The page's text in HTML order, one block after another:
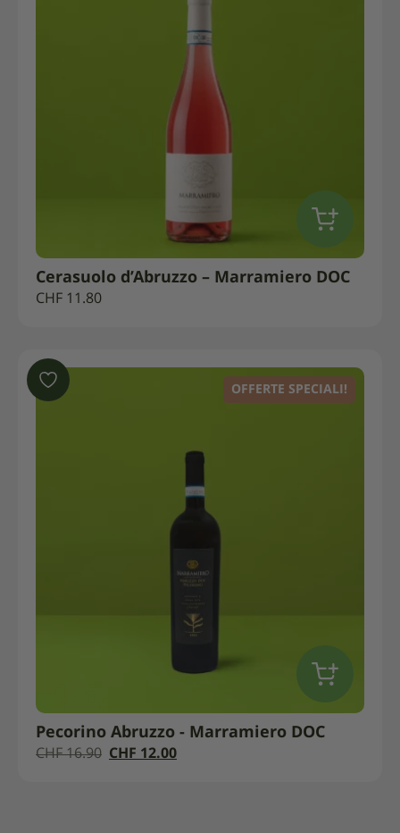
Cerasuolo d’Abruzzo – Marramiero DOC
CHF 11.80
OFFERTE SPECIALI!
Pecorino Abruzzo - Marramiero DOC
CHF16.90 Il
CHF 12.00CHF